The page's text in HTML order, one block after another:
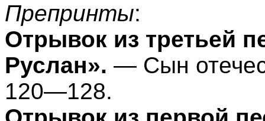
Препринты:
Отрывок из третьей
Руслан». — Сын
120—128.